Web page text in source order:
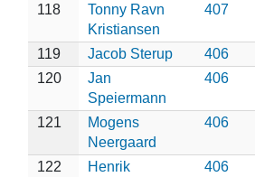
118
Tonny Ravn
Kristiansen
407
119 Jacob Sterup
406
120
Jan
Speiermann
406
121
Mogens
Neergaard
406
122
Henrik
406